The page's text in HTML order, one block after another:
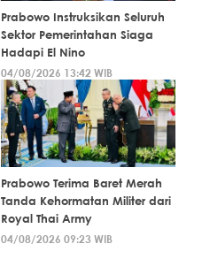
Prabowo Instruksikan Seluruh
Sektor Pemerintahan Siaga
Hadapi El Nino
04/08/2026 13:42 WIB
Prabowo Terima Baret Merah
Tanda Kehormatan Militer dari
Royal Thai Army
04/08/2026 09:23 WIB